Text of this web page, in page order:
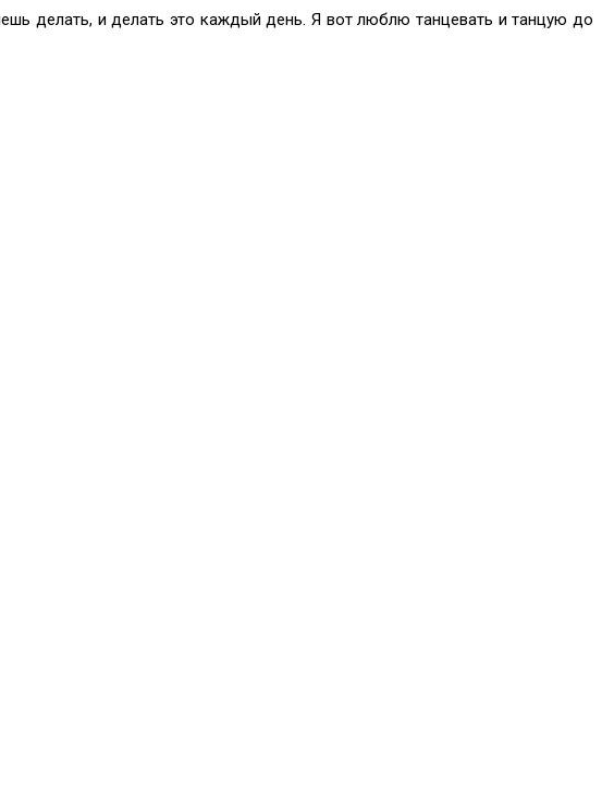
делать, и делать это каждый день. Я вот люблю танцевать и танцую до